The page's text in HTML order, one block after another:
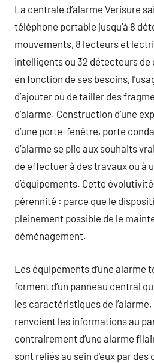
La centrale d’alarme Verisure
téléphone portable jusqu’à 8
mouvements, 8 lecteurs et
intelligents ou 32 détecteurs de
en fonction de ses besoins,
d’ajouter ou de tailler des
d’alarme. Construction d’une
d’une porte-fenêtre, porte
d’alarme se plie aux souhaits
de effectuer à des travaux ou à
d’équipements. Cette
pérennité : parce que le
pleinement possible de le
déménagement.
Les équipements d’une alarme
forment d’un panneau central
les caractéristiques de
renvoient les informations au
contrairement d’une alarme
sont reliés au sein d’eux par